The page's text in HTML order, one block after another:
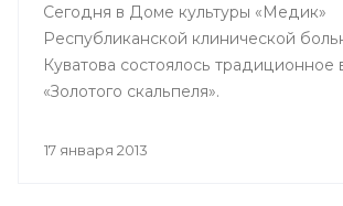
Сегодня в Доме культуры «Медик»
Республиканской клинической
Куватова состоялось традиционное
«Золотого скальпеля».
17 января 2013